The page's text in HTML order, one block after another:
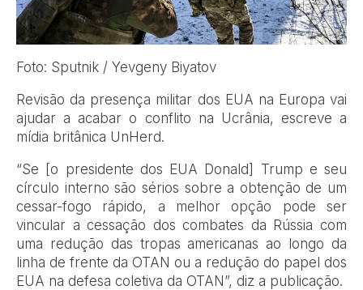
Foto: Sputnik / Yevgeny Biyatov
Revisão da presença militar dos EUA na Europa vai
ajudar a acabar o conflito na Ucrânia, escreve a
mídia britânica UnHerd.
“Se [o presidente dos EUA Donald] Trump e seu
círculo interno são sérios sobre a obtenção de um
cessar-fogo rápido, a melhor opção pode ser
vincular a cessação dos combates da Rússia com
uma redução das tropas americanas ao longo da
linha de frente da OTAN ou a redução do papel dos
EUA na defesa coletiva da OTAN”, diz a publicação.